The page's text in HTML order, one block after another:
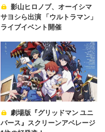
影山ヒロノブ、オーイシマ
サヨシら出演 「ウルトラマン」
ライブイベント開催
劇場版『グリッドマン ユニ
バース』スクリーンアベレージ